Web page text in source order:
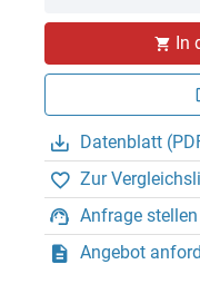
In
Datenblatt
Zur
Anfrage stellen
Angebot